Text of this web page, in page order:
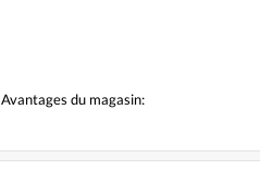
Avantages du magasin: